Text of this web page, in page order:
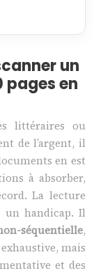
un
pages en
littéraires ou
de l’argent, il
en est
à absorber,
La lecture
un handicap. Il
séquentielle,
mais
et des